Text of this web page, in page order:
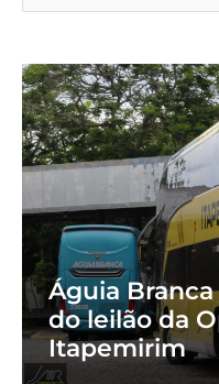
Águia
do leilão da
Itapemirim